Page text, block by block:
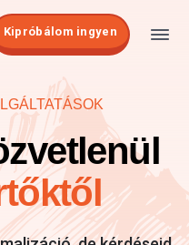
Kipróbálom ingyen